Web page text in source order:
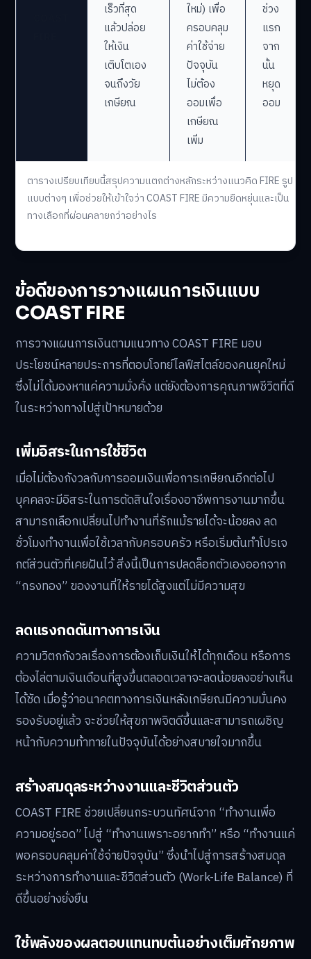
ตารางเปรียบเทียบนี้สรุปความแตกต่างหลักระหว่างแนวคิด FIRE รูป
แบบต่างๆ เพื่อช่วยให้เข้าใจว่า COAST FIRE มีความยืดหยุ่นและเป็น
ทางเลือกที่ผ่อนคลายกว่าอย่างไร
เร็วที่สุด
แล้วปล่อย
ให้เงิน
เติบโตเอง
จนถึงวัย
เกษียณ
ใหม่) เพื่อ
ครอบคลุม
ค่าใช้จ่าย
ปัจจุบัน
ไม่ต้อง
ออมเพื่อ
เกษียณ
เพิ่ม
ช่วง
แรก
จาก
นั้น
หยุด
ออม
ข้อดีของการวางแผนการเงินแบบ
COAST FIRE
การวางแผนการเงินตามแนวทาง COAST FIRE มอบ
ประโยชน์หลายประการที่ตอบโจทย์ไลฟ์สไตล์ของคนยุคใหม่
ซึ่งไม่ได้มองหาแค่ความมั่งคั่ง แต่ยังต้องการคุณภาพชีวิตที่ดี
ในระหว่างทางไปสู่เป้าหมายด้วย
เพิ่มอิสระในการใช้ชีวิต
เมื่อไม่ต้องกังวลกับการออมเงินเพื่อการเกษียณอีกต่อไป
บุคคลจะมีอิสระในการตัดสินใจเรื่องอาชีพการงานมากขึ้น
สามารถเลือกเปลี่ยนไปทำงานที่รักแม้รายได้จะน้อยลง ลด
ชั่วโมงทำงานเพื่อใช้เวลากับครอบครัว หรือเริ่มต้นทำโปรเจ
กต์ส่วนตัวที่เคยฝันไว้ สิ่งนี้เป็นการปลดล็อกตัวเองออกจาก
“กรงทอง” ของงานที่ให้รายได้สูงแต่ไม่มีความสุข
ลดแรงกดดันทางการเงิน
ความวิตกกังวลเรื่องการต้องเก็บเงินให้ได้ทุกเดือน หรือการ
ต้องไล่ตามเงินเดือนที่สูงขึ้นตลอดเวลาจะลดน้อยลงอย่างเห็น
ได้ชัด เมื่อรู้ว่าอนาคตทางการเงินหลังเกษียณมีความมั่นคง
รองรับอยู่แล้ว จะช่วยให้สุขภาพจิตดีขึ้นและสามารถเผชิญ
หน้ากับความท้าทายในปัจจุบันได้อย่างสบายใจมากขึ้น
สร้างสมดุลระหว่างงานและชีวิตส่วนตัว
COAST FIRE ช่วยเปลี่ยนกระบวนทัศน์จาก “ทำงานเพื่อ
ความอยู่รอด” ไปสู่ “ทำงานเพราะอยากทำ” หรือ “ทำงานแค่
พอครอบคลุมค่าใช้จ่ายปัจจุบัน” ซึ่งนำไปสู่การสร้างสมดุล
ระหว่างการทำงานและชีวิตส่วนตัว (Work-Life Balance) ที่
ดีขึ้นอย่างยั่งยืน
ใช้พลังของผลตอบแทนทบต้นอย่างเต็มศักยภาพ